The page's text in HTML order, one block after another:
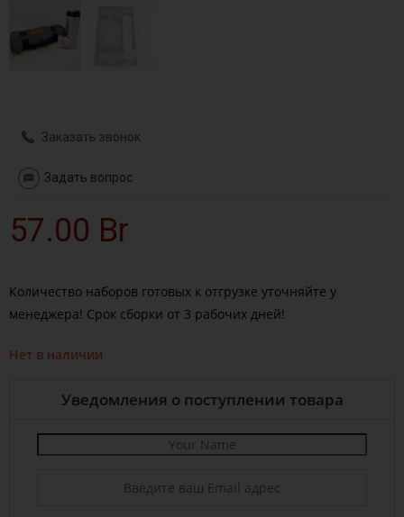
Заказать звонок
Задать вопрос
57.00 Br
Количество наборов готовых к отгрузке уточняйте у
менеджера! Срок сборки от 3 рабочих дней!
Нет в наличии
Уведомления о поступлении товара